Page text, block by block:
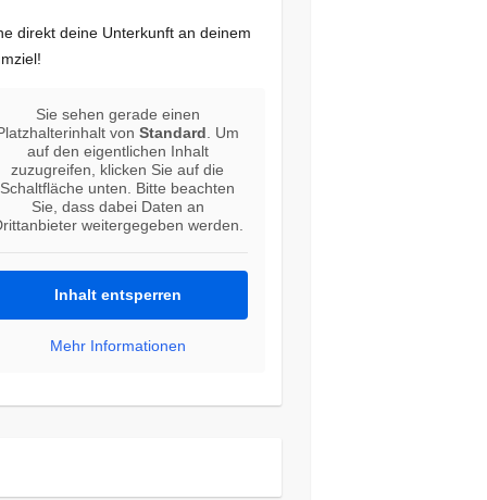
direkt deine Unterkunft an deinem
Sie sehen gerade einen
vonStandard . Um
auf den eigentlichen Inhalt
zuzugreifen, klicken Sie auf die
Schaltfläche unten. Bitte beachten
Sie, dass dabei Daten an
weitergegeben werden.
Inhalt entsperren
Mehr Informationen